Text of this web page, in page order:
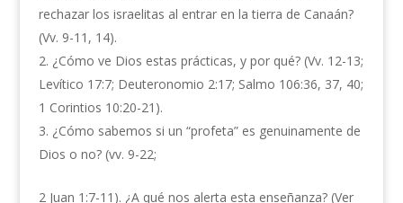
rechazar los israelitas al entrar en la tierra de Canaán?
(Vv. 9-11, 14).
¿Cómo ve Dios estas prácticas, y por qué? (Vv. 12-13;
Levítico 17:7; Deuteronomio 2:17; Salmo 106:36, 37, 40;
1 Corintios 10:20-21).
¿Cómo sabemos si un “profeta” es genuinamente de
Dios o no? (vv. 9-22;
2 Juan 1:7-11). ¿A qué nos alerta esta enseñanza? (Ver